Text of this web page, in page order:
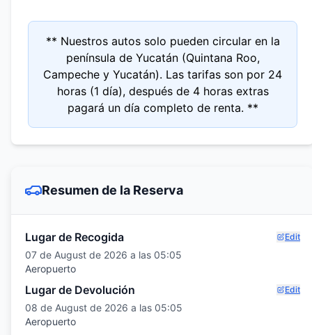
** Nuestros autos solo pueden circular en la
península de Yucatán (Quintana Roo,
Campeche y Yucatán). Las tarifas son por 24
horas (1 día), después de 4 horas extras
pagará un día completo de renta. **
Resumen de la Reserva
Lugar de Recogida Edit
07 de August de 2026 a las 05:05
Aeropuerto
Lugar de Devolución Edit
08 de August de 2026 a las 05:05
Aeropuerto